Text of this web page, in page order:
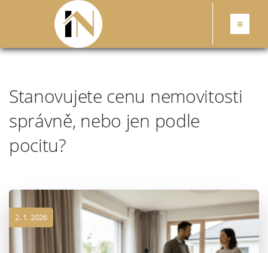
Stanovujete cenu nemovitosti
správně, nebo jen podle
pocitu?
2. 1. 2026